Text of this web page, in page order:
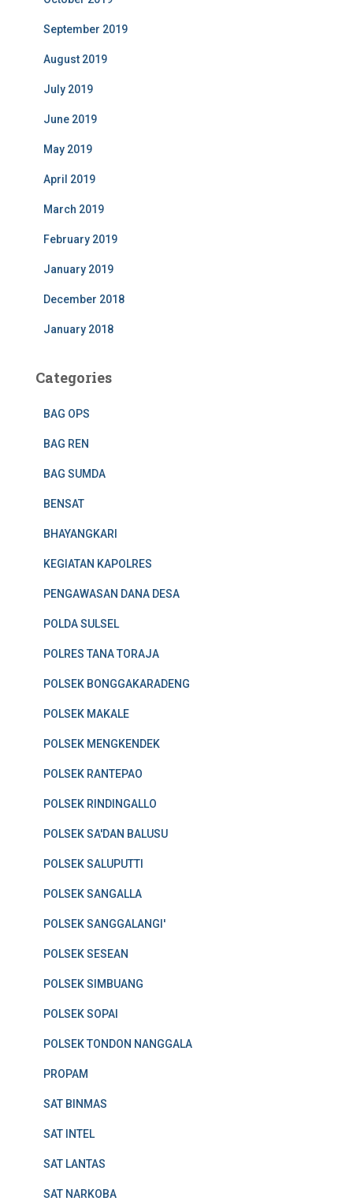
September 2019
August 2019
July 2019
June 2019
May 2019
April 2019
March 2019
February 2019
January 2019
December 2018
January 2018
Categories
BAG OPS
BAG REN
BAG SUMDA
BENSAT
BHAYANGKARI
KEGIATAN KAPOLRES
PENGAWASAN DANA DESA
POLDA SULSEL
POLRES TANA TORAJA
POLSEK BONGGAKARADENG
POLSEK MAKALE
POLSEK MENGKENDEK
POLSEK RANTEPAO
POLSEK RINDINGALLO
POLSEK SA'DAN BALUSU
POLSEK SALUPUTTI
POLSEK SANGALLA
POLSEK SANGGALANGI'
POLSEK SESEAN
POLSEK SIMBUANG
POLSEK SOPAI
POLSEK TONDON NANGGALA
PROPAM
SAT BINMAS
SAT INTEL
SAT LANTAS
SAT NARKOBA